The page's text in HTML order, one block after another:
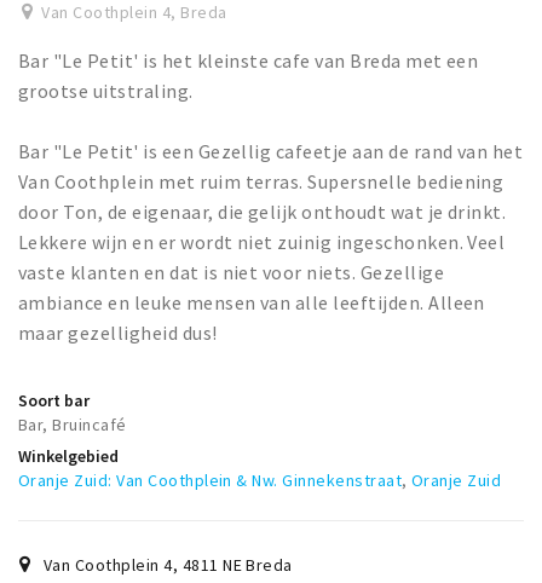
Q&A
KORTING
Draai aan het rad!
VRIJE TIJD
Sport
Nieuws
Agenda
Musea, theaters & podia
Uitjes & activiteiten
Studentenroutes
Party pics
Van Coothplein 4, Breda
Bar "Le Petit' is het kleinste cafe van Breda met een
grootse uitstraling.
Bar "Le Petit' is een Gezellig cafeetje aan de rand van het
Van Coothplein met ruim terras. Supersnelle bediening
door Ton, de eigenaar, die gelijk onthoudt wat je drinkt.
Lekkere wijn en er wordt niet zuinig ingeschonken. Veel
vaste klanten en dat is niet voor niets. Gezellige
ambiance en leuke mensen van alle leeftijden. Alleen
maar gezelligheid dus!
Soort bar
Bar, Bruincafé
Winkelgebied
Oranje Zuid: Van Coothplein & Nw. Ginnekenstraat,Oranje Zuid
Van Coothplein 4, 4811 NEBreda